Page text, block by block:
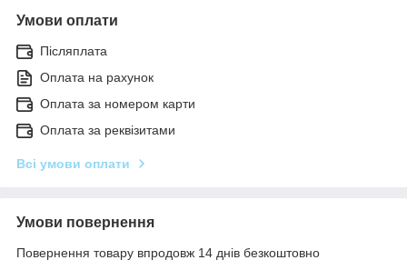
Умови оплати
Післяплата
Оплата на рахунок
Оплата за номером карти
Оплата за реквізитами
Всі умови оплати
Умови повернення
Повернення товару впродовж 14 днів безкоштовно